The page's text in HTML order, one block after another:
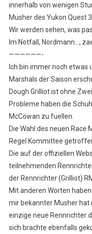
innerhalb von wenigen
Musher des Yukon Quest
Wir werden sehen, was
Im Notfall, Nordmann…,
——————-
Ich bin immer noch etwas
Marshals der Saison
Dough Grilliot ist ohne
Probleme haben die
McCowan zu fuellen.
Die Wahl des neuen Race
Regel Kommittee
Die auf der offiziellen
teilnehmenden
der Rennrichter (Grilliot)
Mit anderen Worten
mir bekannter Musher
einzige neue Rennrichter
sich brachte ebenfalls